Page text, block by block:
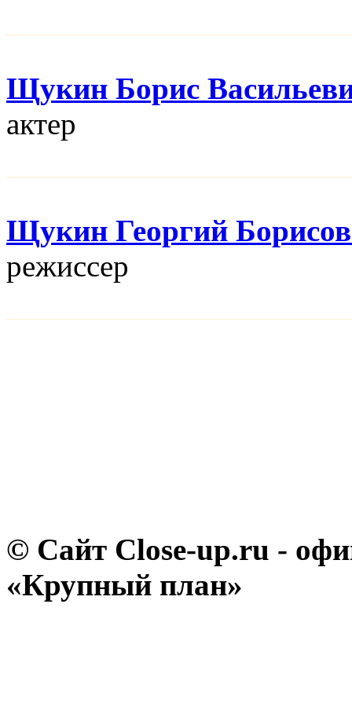
Щукин Борис
актер
Щукин Георгий
режисcер
© Сайт Close-up.ru -
«Крупный план»